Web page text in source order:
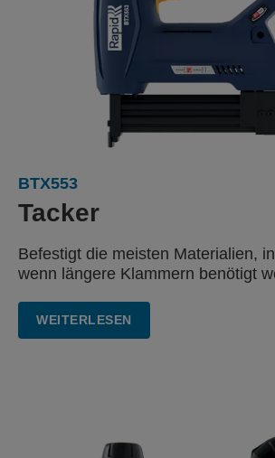
BTX553
Tacker
Befestigt die meisten Materialien,
wenn längere Klammern benötigt
WEITERLESEN